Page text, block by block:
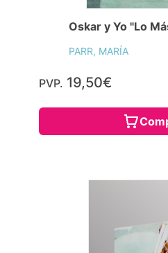
Oskar y Yo "Lo
PARR, MARÍA
PVP. 19,50€